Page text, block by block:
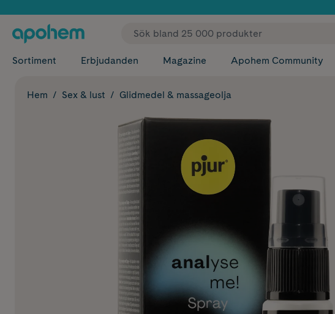
✓ Fri frakt
Sortiment Erbjudanden Magazine Apohem Community
Hem Sex & lust Glidmedel & massageolja